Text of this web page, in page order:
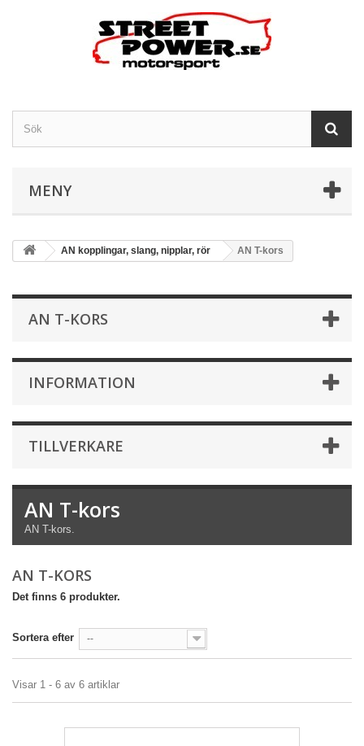
MENY
AN kopplingar, slang, nipplar, rör AN T-kors
AN T-KORS
INFORMATION
TILLVERKARE
AN T-kors
AN T-kors.
AN T-KORS
Det finns 6 produkter.
Sortera efter --
Visar 1 - 6 av 6 artiklar